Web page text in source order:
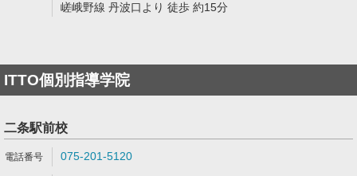
嵯峨野線 丹波口より 徒歩 約15分
ITTO個別指導学院
二条駅前校
075-201-5120